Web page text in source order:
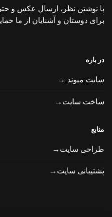
با نوشتن نظر، ارسال عکس و
برای دوستان و آشنایان از ما
در باره
سایت میوند →
ساخت سایت→
منابع
طراحی سایت→
پشتیبانی سایت→